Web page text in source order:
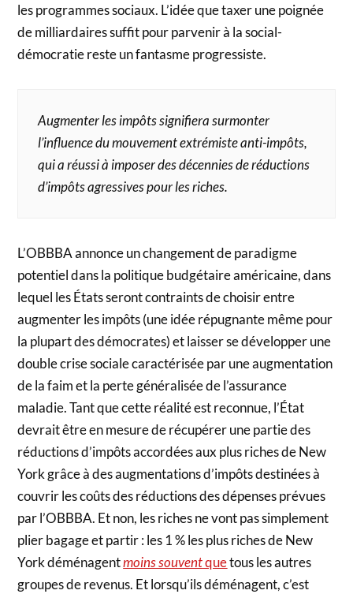
les programmes sociaux. L’idée que taxer une poignée
de milliardaires suffit pour parvenir à la social-
démocratie reste un fantasme progressiste.
Augmenter les impôts signifiera surmonter
l’influence du mouvement extrémiste anti-impôts,
qui a réussi à imposer des décennies de réductions
d’impôts agressives pour les riches.
L’OBBBA annonce un changement de paradigme
potentiel dans la politique budgétaire américaine, dans
lequel les États seront contraints de choisir entre
augmenter les impôts (une idée répugnante même pour
la plupart des démocrates) et laisser se développer une
double crise sociale caractérisée par une augmentation
de la faim et la perte généralisée de l’assurance
maladie. Tant que cette réalité est reconnue, l’État
devrait être en mesure de récupérer une partie des
réductions d’impôts accordées aux plus riches de New
York grâce à des augmentations d’impôts destinées à
couvrir les coûts des réductions des dépenses prévues
par l’OBBBA. Et non, les riches ne vont pas simplement
plier bagage et partir : les 1 % les plus riches de New
York déménagentmoins souventquetous les autres
groupes de revenus. Et lorsqu’ils déménagent, c’est